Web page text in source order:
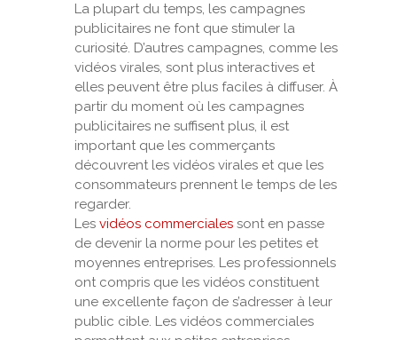
La plupart du temps, les campagnes
publicitaires ne font que stimuler la
curiosité. D’autres campagnes, comme les
vidéos virales, sont plus interactives et
elles peuvent être plus faciles à diffuser. À
partir du moment où les campagnes
publicitaires ne suffisent plus, il est
important que les commerçants
découvrent les vidéos virales et que les
consommateurs prennent le temps de les
regarder.
Les vidéos commerciales sont en passe
de devenir la norme pour les petites et
moyennes entreprises. Les professionnels
ont compris que les vidéos constituent
une excellente façon de s’adresser à leur
public cible. Les vidéos commerciales